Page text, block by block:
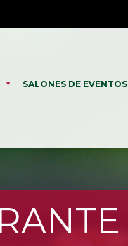
SALONES DE EVENTOS